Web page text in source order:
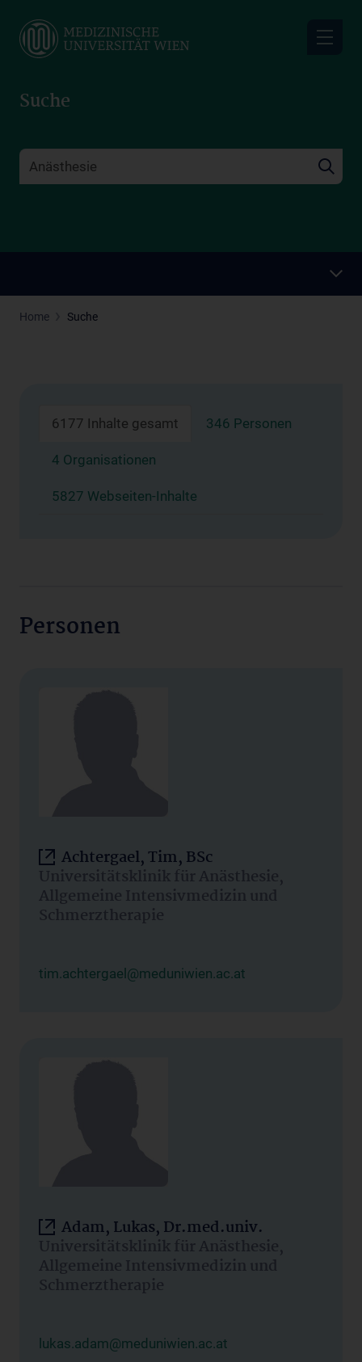
main
Suche
Home Suche
6177 Inhalte gesamt 346 Personen
4 Organisationen
5827 Webseiten-Inhalte
Personen
Achtergael, Tim, BSc
Universitätsklinik für Anästhesie,
Allgemeine Intensivmedizin und
Schmerztherapie
tim.achtergael@meduniwien.ac.at
Adam, Lukas, Dr.med.univ.
Universitätsklinik für Anästhesie,
Allgemeine Intensivmedizin und
Schmerztherapie
lukas.adam@meduniwien.ac.at